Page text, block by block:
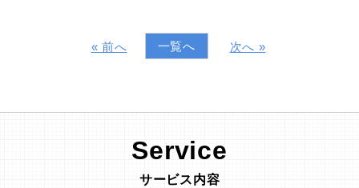
« 前へ 一覧へ 次へ »
Service
サービス内容